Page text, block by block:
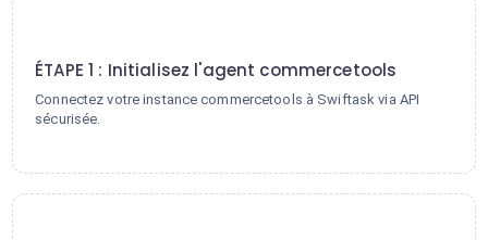
ÉTAPE 1 : Initialisez l'agent commercetools
Connectez votre instance commercetools à Swiftask via API
sécurisée.